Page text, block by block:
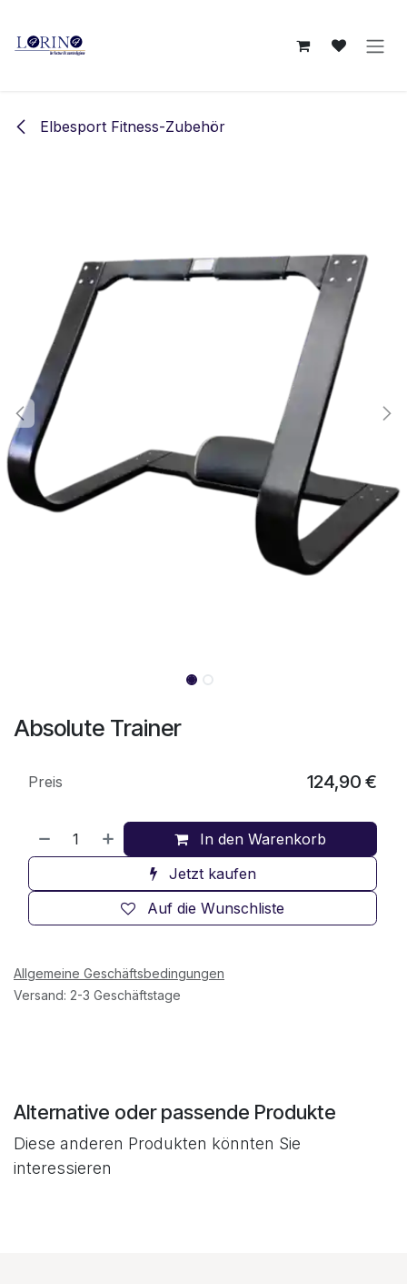
Elbesport Fitness-Zubehör
Absolute Trainer
In den Warenkorb
Jetzt kaufen
Auf die Wunschliste
Preis 124,90 €
Allgemeine Geschäftsbedingungen
Versand: 2-3 Geschäftstage
Alternative oder passende Produkte
Diese anderen Produkten könnten Sie
interessieren